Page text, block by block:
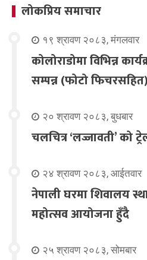
लोकप्रिय समाचार
१९ श्रावण २०८३, मंगलवार
कोलोराडोमा विभिन्न
सम्पन्न (फोटो फिचरसहित)
२० श्रावण २०८३, बुधबार
चलचित्र ‘लज्जावती’ को
२४ श्रावण २०८३, आईतवार
नेपाली घरमा शिवालय
महोत्सव आयोजना हुँदै
२५ श्रावण २०८३, सोमबार